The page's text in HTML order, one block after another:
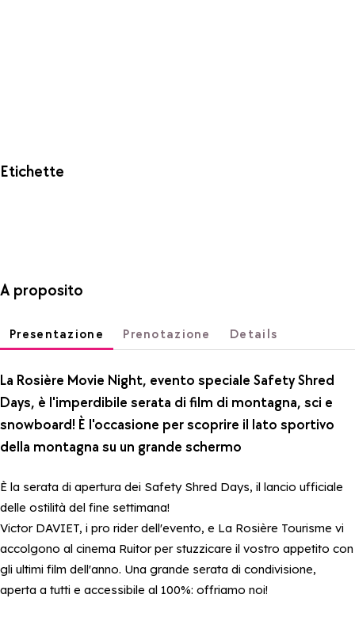
Etichette
A proposito
Presentazione Prenotazione Details
La Rosière Movie Night, evento speciale Safety Shred
Days, è l'imperdibile serata di film di montagna, sci e
snowboard! È l'occasione per scoprire il lato sportivo
della montagna su un grande schermo
È la serata di apertura dei Safety Shred Days, il lancio ufficiale
delle ostilità del fine settimana!
Victor DAVIET, i pro rider dell'evento, e La Rosière Tourisme vi
accolgono al cinema Ruitor per stuzzicare il vostro appetito con
gli ultimi film dell'anno. Una grande serata di condivisione,
aperta a tutti e accessibile al 100%: offriamo noi!